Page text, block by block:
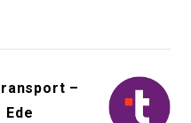
–
Ede